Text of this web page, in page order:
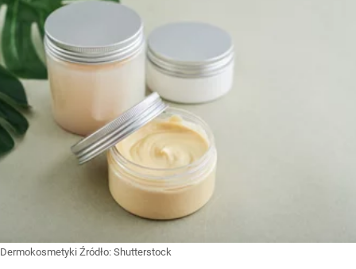
Dermokosmetyki Źródło: Shutterstock